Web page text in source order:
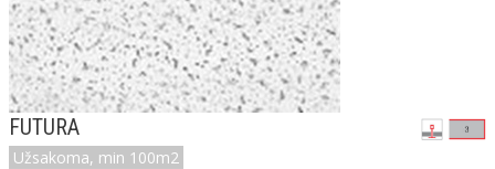
FUTURA
Užsakoma, min 100m2